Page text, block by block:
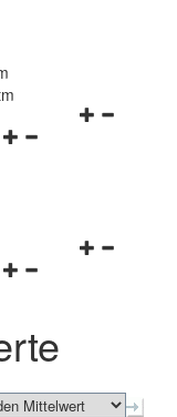
Navigationsmenü
Navigationsmenü
schließen